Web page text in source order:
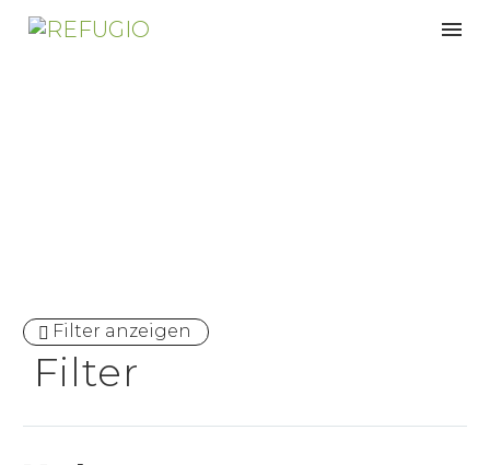
Filter anzeigen
Filter